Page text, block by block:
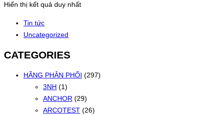
Hiển thị kết quả duy nhất
Tin tức
Uncategorized
CATEGORIES
HÃNG PHÂN PHỐI (297)
3NH (1)
ANCHOR (29)
ARCOTEST (26)